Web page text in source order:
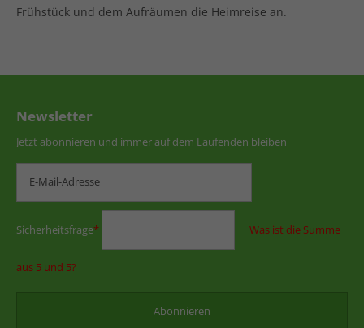
Frühstück und dem Aufräumen die Heimreise an.
Newsletter
Jetzt abonnieren und immer auf dem Laufenden bleiben
Sicherheitsfrage* Was ist die Summe
aus 5 und 5?